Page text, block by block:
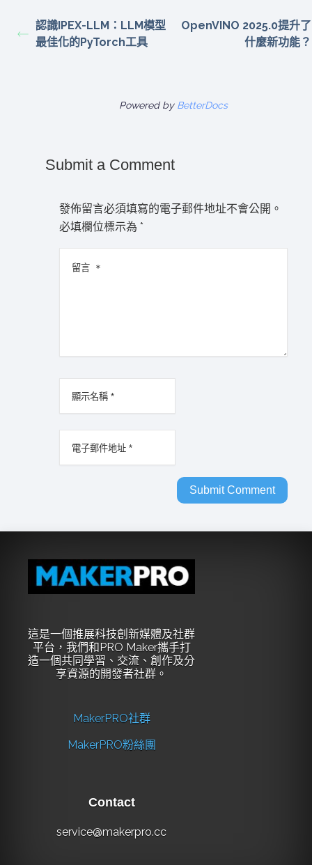
認識IPEX-LLM：LLM模型
最佳化的PyTorch工具
OpenVINO 2025.0提升了
什麼新功能？
Powered by BetterDocs
Submit a Comment
發佈留言必須填寫的電子郵件地址不會公開。
必填欄位標示為 *
這是一個推展科技創新媒體及社群
平台，我們和PRO Maker攜手打
造一個共同學習、交流、創作及分
享資源的開發者社群。
MakerPRO社群
MakerPRO粉絲團
Contact
service@makerpro.cc